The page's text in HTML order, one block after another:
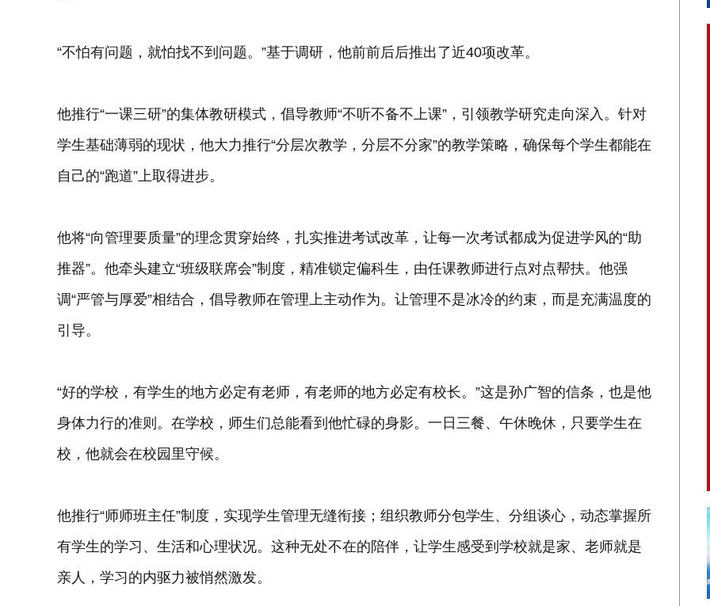
“不怕有问题，就怕找不到问题。”基于调研，他前前后后推出了近40项改革。
他推行“一课三研”的集体教研模式，倡导教师“不听不备不上课”，引领教学研究走向深入。针对
学生基础薄弱的现状，他大力推行“分层次教学，分层不分家”的教学策略，确保每个学生都能在
自己的“跑道”上取得进步。
他将“向管理要质量”的理念贯穿始终，扎实推进考试改革，让每一次考试都成为促进学风的“助
推器”。他牵头建立“班级联席会”制度，精准锁定偏科生，由任课教师进行点对点帮扶。他强
调“严管与厚爱”相结合，倡导教师在管理上主动作为。让管理不是冰冷的约束，而是充满温度的
引导。
“好的学校，有学生的地方必定有老师，有老师的地方必定有校长。”这是孙广智的信条，也是他
身体力行的准则。在学校，师生们总能看到他忙碌的身影。一日三餐、午休晚休，只要学生在
校，他就会在校园里守候。
他推行“师师班主任”制度，实现学生管理无缝衔接；组织教师分包学生、分组谈心，动态掌握所
有学生的学习、生活和心理状况。这种无处不在的陪伴，让学生感受到学校就是家、老师就是
亲人，学习的内驱力被悄然激发。